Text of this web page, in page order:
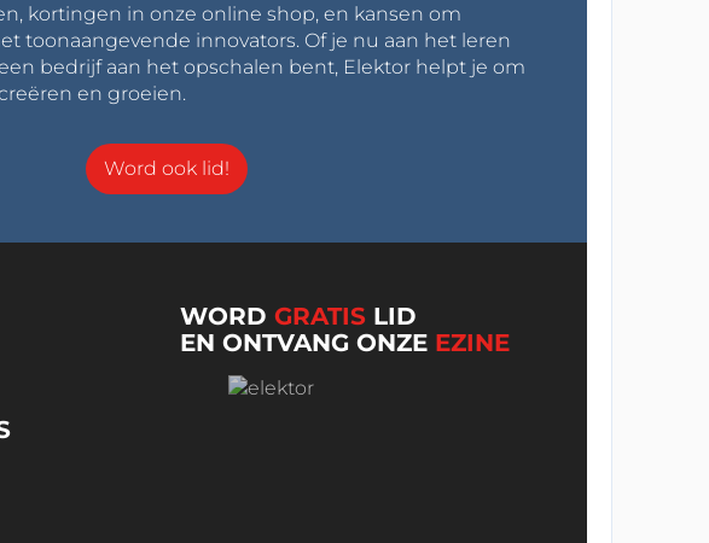
kortingen in onze online shop, en kansen om
toonaangevende innovators. Of je nu aan het leren
bedrijf aan het opschalen bent, Elektor helpt je om
en groeien.
Word ook lid!
WORDGRATIS LID
EN ONTVANG ONZE EZINE